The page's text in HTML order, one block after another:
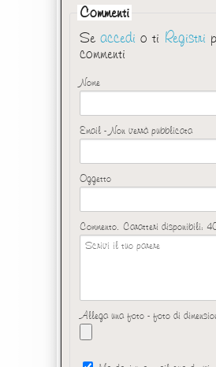
Commenti
Se accedi o ti Registri
commenti
Nome
Email - Non verrà pubblicata
Oggetto
Commento. Caratteri disponibili:
Allega una foto - foto di